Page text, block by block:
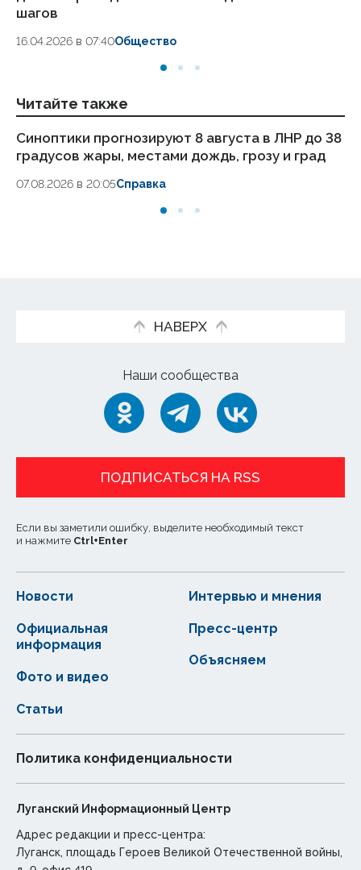
шагов
16.04.2026 в 07:40Общество
Читайте также
Синоптики прогнозируют 8 августа в ЛНР до 38
градусов жары, местами дождь, грозу и град
07.08.2026 в 20:05Справка
НАВЕРХ
Наши сообщества
ПОДПИСАТЬСЯ НА RSS
Если вы заметили ошибку, выделите необходимый текст
и нажмите Ctrl+Enter
Новости
Статьи
Официальная
информация
Интервью и мнения
Фото и видео
Пресс-центр
Объясняем
Политика конфиденциальности
Луганский Информационный Центр
Адрес редакции и пресс-центра:
Луганск, площадь Героев Великой Отечественной войны,